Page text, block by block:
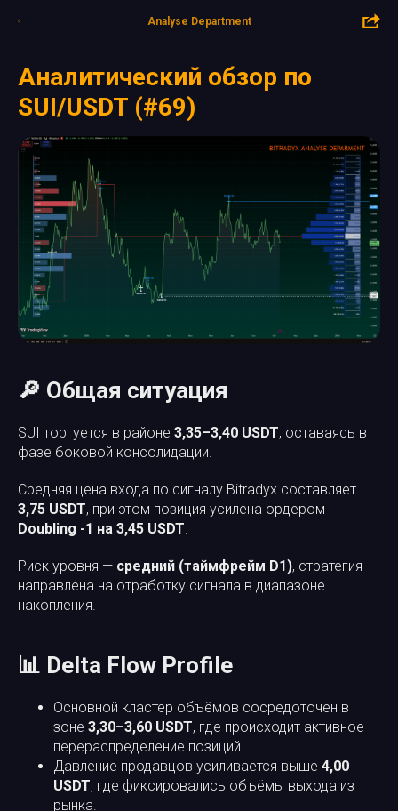
Analyse Department
Аналитический обзор по
SUI/USDT (#69)
🔎 Общая ситуация
SUI торгуется в районе 3,35–3,40 USDT, оставаясь в
фазе боковой консолидации.
Средняя цена входа по сигналу Bitradyx составляет
3,75 USDT, при этом позиция усилена ордером
Doubling -1 на 3,45 USDT.
Риск уровня — средний (таймфрейм D1), стратегия
направлена на отработку сигнала в диапазоне
накопления.
📊 Delta Flow Profile
Основной кластер объёмов сосредоточен в
зоне 3,30–3,60 USDT, где происходит активное
перераспределение позиций.
Давление продавцов усиливается выше 4,00
USDT, где фиксировались объёмы выхода из
рынка.